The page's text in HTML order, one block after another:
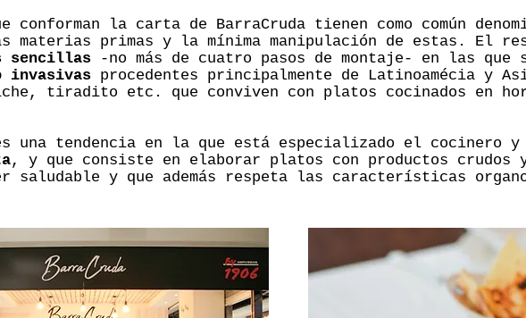
conforman la carta de BarraCruda tienen como común
materias primas y la mínima manipulación de estas. El
sencillas -no más de cuatro pasos de montaje- en las
invasivas procedentes principalmente de Latinoamécia y
tiradito etc. que conviven con platos cocinados en
es una tendencia en la que está especializado el cocinero y
, y que consiste en elaborar platos con productos crudos y
saludable y que además respeta las características